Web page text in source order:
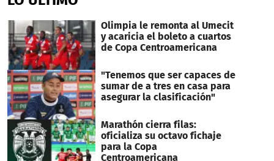
Olimpia le remonta al Umecit
y acaricia el boleto a cuartos
de Copa Centroamericana
"Tenemos que ser capaces de
sumar de a tres en casa para
asegurar la clasificación"
Marathón cierra filas:
oficializa su octavo fichaje
para la Copa
Centroamericana